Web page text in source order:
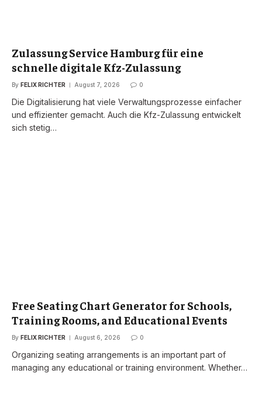
Zulassung Service Hamburg für eine
schnelle digitale Kfz-Zulassung
By FELIX RICHTER August 7, 2026 0
Die Digitalisierung hat viele Verwaltungsprozesse einfacher
und effizienter gemacht. Auch die Kfz-Zulassung entwickelt
sich stetig…
Free Seating Chart Generator for Schools,
Training Rooms, and Educational Events
By FELIX RICHTER August 6, 2026 0
Organizing seating arrangements is an important part of
managing any educational or training environment. Whether…